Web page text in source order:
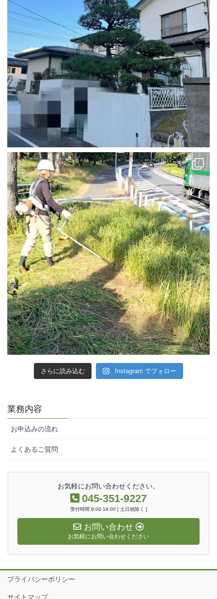
さらに読み込む Instagram でフォロー
業務内容
お申込みの流れ
よくあるご質問
お気軽にお問い合わせください。
045-351-9227
受付時間 9:00-18:00 [ 土日祝除く ]
お問い合わせ
お気軽にお問い合わせください
プライバシーポリシー
サイトマップ